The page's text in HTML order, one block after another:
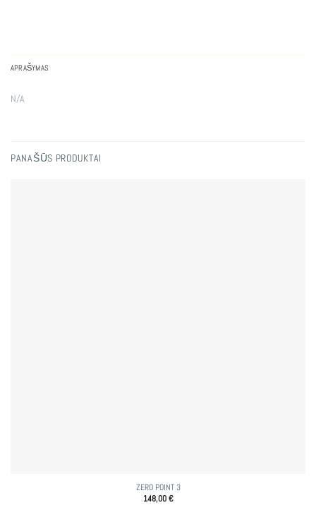
APRAŠYMAS
N/A
PANAŠŪS PRODUKTAI
ZERO POINT 3
148,00€